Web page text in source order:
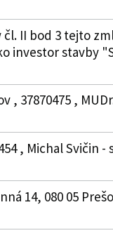
II bod 3 tejto
investor stavby
, 37870475 ,
, Michal Svičin -
14, 080 05